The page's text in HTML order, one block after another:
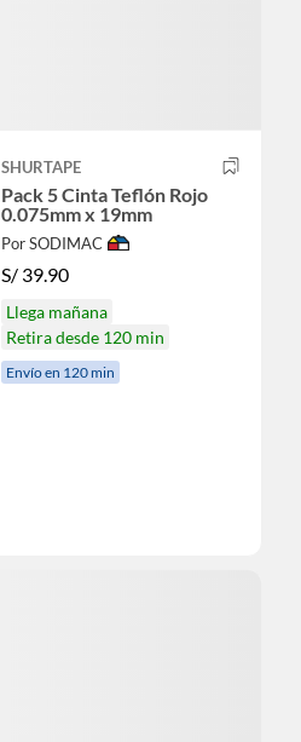
SHURTAPE
Pack 5 Cinta Teflón Rojo
0.075mm x 19mm
Por SODIMAC
S/ 39.90
Llega mañana
Retira desde 120 min
Envío en 120 min